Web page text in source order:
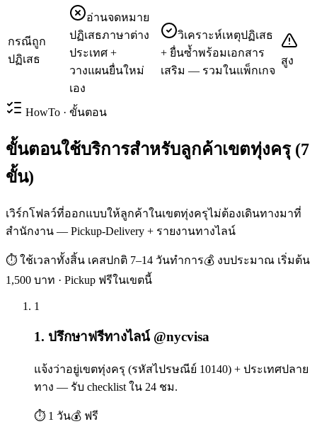
กรณีถูก
ปฏิเสธ
อ่านจดหมาย
ปฏิเสธภาษาต่าง
ประเทศ +
วางแผนยื่นใหม่
เอง
วิเคราะห์เหตุปฏิเสธ
+ ยื่นซ้ำพร้อมเอกสาร
เสริม — รวมในแพ็กเกจ
สูง
HowTo · ขั้นตอน
ขั้นตอนใช้บริการสำหรับลูกค้าเขตทุ่งครุ (7
ขั้น)
เวิร์กโฟลว์ที่ออกแบบให้ลูกค้าในเขตทุ่งครุไม่ต้องเดินทางมาที่
สำนักงาน — Pickup-Delivery + รายงานทางไลน์
⏱ ใช้เวลาทั้งสิ้น เคสปกติ 7–14 วันทำการ💰 งบประมาณ เริ่มต้น
1,500 บาท · Pickup ฟรีในเขตนี้
1
1. ปรึกษาฟรีทางไลน์ @nycvisa
แจ้งว่าอยู่เขตทุ่งครุ (รหัสไปรษณีย์ 10140) + ประเทศปลาย
ทาง — รับ checklist ใน 24 ชม.
⏱ 1 วัน💰 ฟรี